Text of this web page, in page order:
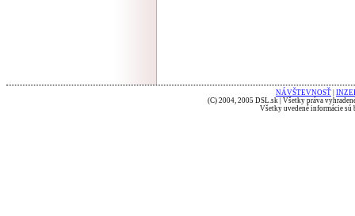
NÁVŠTEVNOSŤ
(C) 2004, 2005 DSL.sk | Všetky práva
Všetky uvedené informácie sú